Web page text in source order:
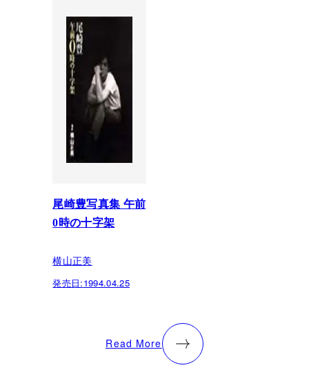
尾崎豊写真集 午前
0時の十字架
横山正美
発売日:1994.04.25
Read More